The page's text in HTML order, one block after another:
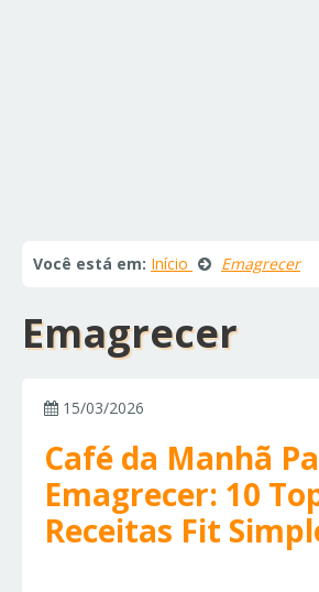
Você está em: Início Emagrecer
Emagrecer
15/03/2026
Café da Manhã
Emagrecer: 10
Receitas Fit